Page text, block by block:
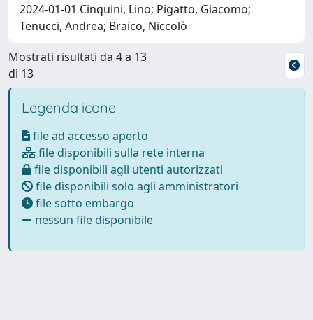
2024-01-01 Cinquini, Lino; Pigatto, Giacomo;
Tenucci, Andrea; Braico, Niccolò
Mostrati risultati da 4 a 13
di 13
Legenda icone
file ad accesso aperto
file disponibili sulla rete interna
file disponibili agli utenti autorizzati
file disponibili solo agli amministratori
file sotto embargo
nessun file disponibile